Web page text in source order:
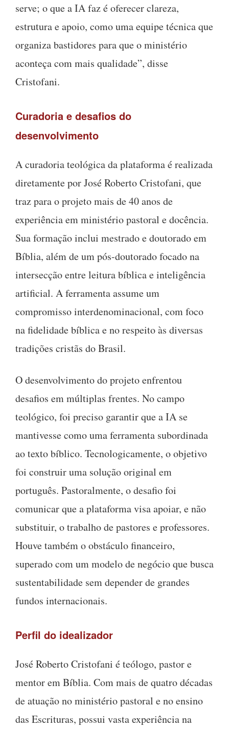
serve; o que a IA faz é oferecer clareza,
estrutura e apoio, como uma equipe técnica que
organiza bastidores para que o ministério
aconteça com mais qualidade”, disse
Cristofani.
Curadoria e desafios do
desenvolvimento
A curadoria teológica da plataforma é realizada
diretamente por José Roberto Cristofani, que
traz para o projeto mais de 40 anos de
experiência em ministério pastoral e docência.
Sua formação inclui mestrado e doutorado em
Bíblia, além de um pós-doutorado focado na
intersecção entre leitura bíblica e inteligência
artificial. A ferramenta assume um
compromisso interdenominacional, com foco
na fidelidade bíblica e no respeito às diversas
tradições cristãs do Brasil.
O desenvolvimento do projeto enfrentou
desafios em múltiplas frentes. No campo
teológico, foi preciso garantir que a IA se
mantivesse como uma ferramenta subordinada
ao texto bíblico. Tecnologicamente, o objetivo
foi construir uma solução original em
português. Pastoralmente, o desafio foi
comunicar que a plataforma visa apoiar, e não
substituir, o trabalho de pastores e professores.
Houve também o obstáculo financeiro,
superado com um modelo de negócio que busca
sustentabilidade sem depender de grandes
fundos internacionais.
Perfil do idealizador
José Roberto Cristofani é teólogo, pastor e
mentor em Bíblia. Com mais de quatro décadas
de atuação no ministério pastoral e no ensino
das Escrituras, possui vasta experiência na